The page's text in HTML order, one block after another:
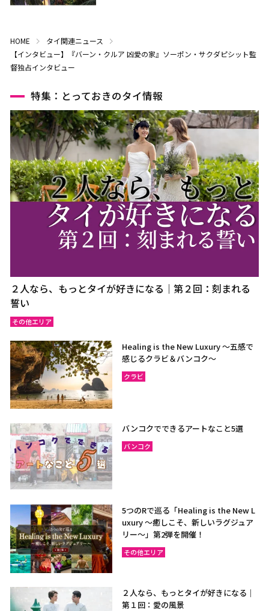
HOME
タイ関連ニュース
【インタビュー】『バーン・クルア 凶愛の家』ソーポン・サクダピシット監
督独占インタビュー
特集：とっておきのタイ情報
２人なら、もっとタイが好きになる｜第２回：刻まれる
誓い
その他エリア
Healing is the New Luxury ～五感で
感じるクラビ＆バンコク～
クラビ
バンコクでできるアートなこと5選
バンコク
5つのRで巡る「Healing is the New L
uxury ～癒しこそ、新しいラグジュア
リー〜」第2弾を開催！
その他エリア
２人なら、もっとタイが好きになる｜
第１回：愛の風景